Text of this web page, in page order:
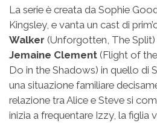
La serie è creata da Sophie
Kingsley, e vanta un cast di
Walker (Unforgotten, The Split)
Jemaine Clement (Flight of
Do in the Shadows) in quello di
una situazione familiare
relazione tra Alice e Steve si
inizia a frequentare Izzy, la figlia